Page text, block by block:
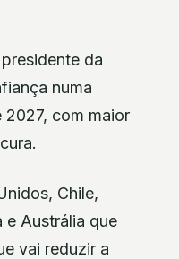
da
numa
2027, com maior
Chile,
e Austrália que
vai reduzir a